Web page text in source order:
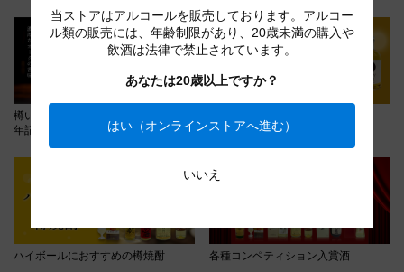
当ストアはアルコールを販売しております。アルコー
ル類の販売には、年齢制限があり、20歳未満の購入や
飲酒は法律で禁止されています。
あなたは20歳以上ですか？
はい（オンラインストアへ進む）
いいえ
樽いろ原酒「ザ・リバー」創業50周
年記念セール
ハイボールにおすすめの樽焼酎 各種コンペティション入賞酒